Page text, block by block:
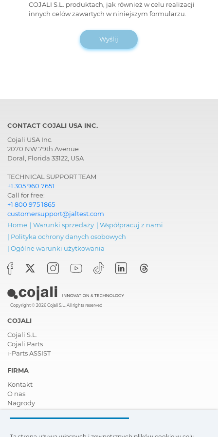
COJALI S.L. produktach, jak również w celu realizacji
innych celów zawartych w niniejszym formularzu.
Wyślij
CONTACT COJALI USA INC.
Cojali USA Inc.
2070 NW 79th Avenue
Doral, Florida 33122, USA
TECHNICAL SUPPORT TEAM
+1 305 960 7651
Call for free:
+1 800 975 1865
customersupport@jaltest.com
Home | Warunki sprzedaży | Współpracuj z nami
| Polityka ochrony danych osobowych
| Ogólne warunki użytkowania
Copyright © 2026 Cojali S.L. All rights reserved
COJALI
Cojali S.L.
Cojali Parts
i-Parts ASSIST
FIRMA
Kontakt
O nas
Nagrody
Certyfikaty
Społeczna Odpowiedzialność Biznesu